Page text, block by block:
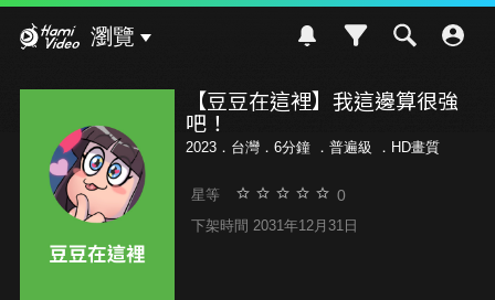
瀏覽
【豆豆在這裡】我這邊算很強
吧！
2023．台灣．6分鐘 ． 普遍級 ．HD畫質
星等 0
下架時間 2031年12月31日